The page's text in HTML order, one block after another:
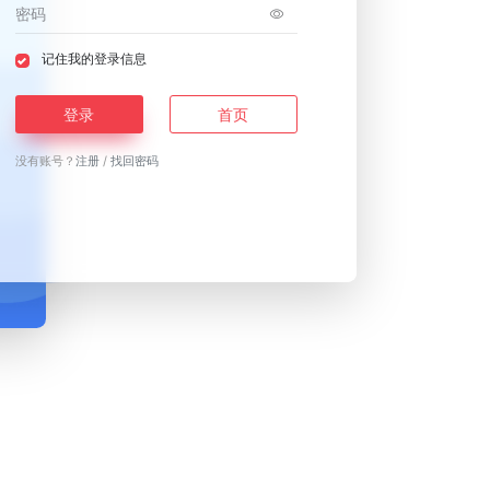
记住我的登录信息
登录 首页
没有账号？ 注册/ 找回密码